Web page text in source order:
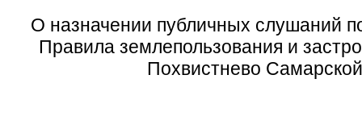
О назначении публичных слушаний
Правила землепользования и
Похвистнево